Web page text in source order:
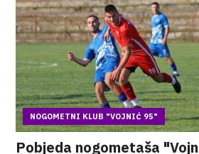
NOGOMETNI KLUB "VOJNIĆ 95"
Pobjeda nogometaša